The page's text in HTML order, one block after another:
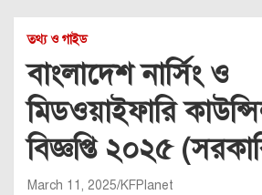
তথ্য ও গাইড
বাংলাদেশ নার্সিং ও
মিডওয়াইফারি
বিজ্ঞপ্তি ২০২৫
March 11, 2025 KFPlanet